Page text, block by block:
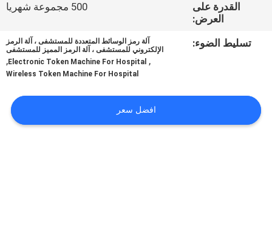
أخبار
اقتباس
خريطة
القدرة على
العرض:
500 مجموعة شهريا
تسليط الضوء:
آلة رمز الوسائط المتعددة للمستشفى ، آلة الرمز
الإلكتروني للمستشفى ، آلة الرمز المميز للمستشفى
,
Electronic Token Machine For Hospital
,
Wireless Token Machine For Hospital
افضل سعر